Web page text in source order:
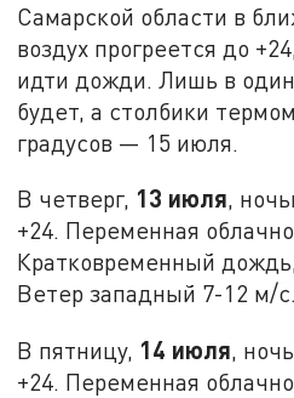
Самарской области в
воздух прогреется до
идти дожди. Лишь в
будет, а столбики
градусов — 15 июля.
В четверг, 13 июля,
+24. Переменная
Кратковременный
Ветер западный 7-12 м/с.
В пятницу, 14 июля,
+24. Переменная